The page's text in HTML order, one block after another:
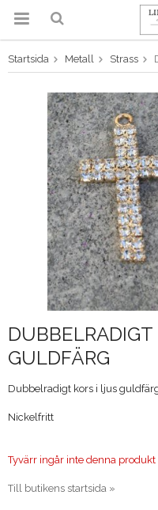
Startsida Metall Strass
DUBBELRADIGT
GULDFÄRG
Dubbelradigt kors i ljus
Nickelfritt
Tyvärr ingår inte denna
Till butikens startsida »